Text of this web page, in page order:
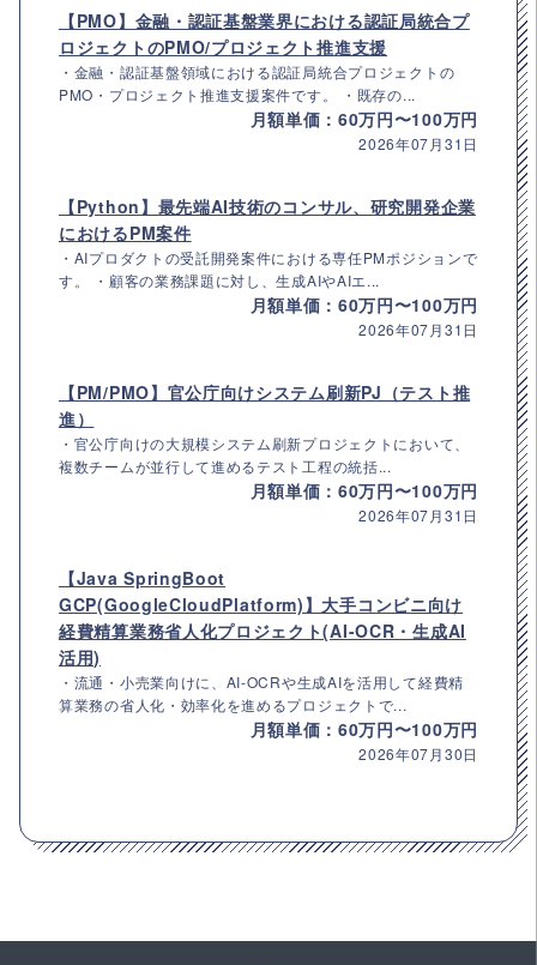
【PMO】金融・認証基盤業界における認証局統合プ
ロジェクトのPMO/プロジェクト推進支援
・金融・認証基盤領域における認証局統合プロジェクトの
PMO・プロジェクト推進支援案件です。 ・既存の...
月額単価：60万円〜100万円
2026年07月31日
【Python】最先端AI技術のコンサル、研究開発企業
におけるPM案件
・AIプロダクトの受託開発案件における専任PMポジションで
す。 ・顧客の業務課題に対し、生成AIやAIエ...
月額単価：60万円〜100万円
2026年07月31日
【PM/PMO】官公庁向けシステム刷新PJ（テスト推
進）
・官公庁向けの大規模システム刷新プロジェクトにおいて、
複数チームが並行して進めるテスト工程の統括...
月額単価：60万円〜100万円
2026年07月31日
【Java SpringBoot
GCP(GoogleCloudPlatform)】大手コンビニ向け
経費精算業務省人化プロジェクト(AI-OCR・生成AI
活用)
・流通・小売業向けに、AI-OCRや生成AIを活用して経費精
算業務の省人化・効率化を進めるプロジェクトで...
月額単価：60万円〜100万円
2026年07月30日